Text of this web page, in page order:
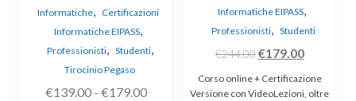
Informatiche, Certificazioni
Informatiche EIPASS,
Professionisti, Studenti,
Tirocinio Pegaso
€139.00 - €179.00Fascia
Informatiche EIPASS,
Professionisti, Studenti
€244.00Il
prezzo
originale
€179.00Il
prezzo
attuale
Corso online + Certificazione
Versione con VideoLezioni, oltre